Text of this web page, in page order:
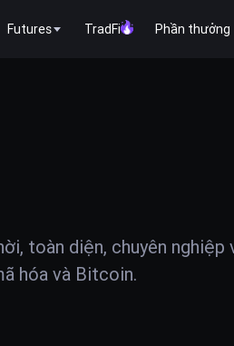
Futures TradFi Phần thưởng
toàn diện, chuyên
hóa và Bitcoin.